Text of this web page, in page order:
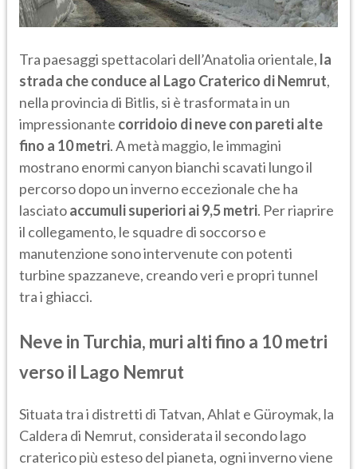
Tra paesaggi spettacolari dell’Anatolia orientale, la
strada che conduce al Lago Craterico di Nemrut,
nella provincia di Bitlis, si è trasformata in un
impressionante corridoio di neve con pareti alte
fino a 10 metri. A metà maggio, le immagini
mostrano enormi canyon bianchi scavati lungo il
percorso dopo un inverno eccezionale che ha
lasciatoaccumuli superiori ai 9,5 metri. Per riaprire
il collegamento, le squadre di soccorso e
manutenzione sono intervenute con potenti
turbine spazzaneve, creando veri e propri tunnel
tra i ghiacci.
Neve in Turchia, muri alti fino a 10 metri
verso il Lago Nemrut
Situata tra i distretti di Tatvan, Ahlat e Güroymak, la
Caldera di Nemrut, considerata il secondo lago
craterico più esteso del pianeta, ogni inverno viene